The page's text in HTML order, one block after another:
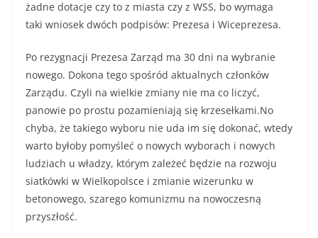
żadne dotacje czy to z miasta czy z WSS, bo wymaga
taki wniosek dwóch podpisów: Prezesa i Wiceprezesa.
Po rezygnacji Prezesa Zarząd ma 30 dni na wybranie
nowego. Dokona tego spośród aktualnych członków
Zarządu. Czyli na wielkie zmiany nie ma co liczyć,
panowie po prostu pozamieniają się krzesełkami.No
chyba, że takiego wyboru nie uda im się dokonać, wtedy
warto byłoby pomyśleć o nowych wyborach i nowych
ludziach u władzy, którym zależeć będzie na rozwoju
siatkówki w Wielkopolsce i zmianie wizerunku w
betonowego, szarego komunizmu na nowoczesną
przyszłość.